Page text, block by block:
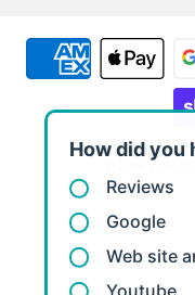
Payment methods